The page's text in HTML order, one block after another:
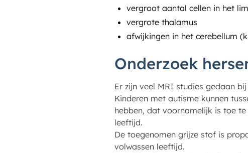
vergroot aantal cellen in het
vergrote thalamus
afwijkingen in het cerebellum
Onderzoek
Er zijn veel MRI studies gedaan
Kinderen met autisme kunnen
hebben, dat voornamelijk is toe
leeftijd.
De toegenomen grijze stof is
volwassen leeftijd.